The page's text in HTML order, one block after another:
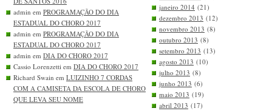
admin em PROGRAMAÇÃO DO DIA
ESTADUAL DO CHORO 2017
admin em PROGRAMAÇÃO DO DIA
ESTADUAL DO CHORO 2017
admin em DIA DO CHORO 2017
Cassio Lorenzetti em DIA DO CHORO 2017
Richard Swain em LUIZINHO 7 CORDAS
COM A CAMISETA DA ESCOLA DE CHORO
QUE LEVA SEU NOME
janeiro 2014 (21)
dezembro 2013 (12)
novembro 2013 (8)
outubro 2013 (8)
setembro 2013 (13)
agosto 2013 (10)
julho 2013 (8)
junho 2013 (6)
maio 2013 (19)
abril 2013 (17)